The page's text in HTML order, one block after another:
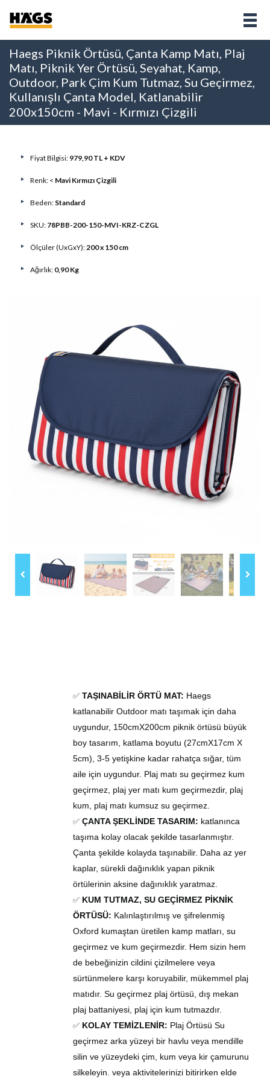
Haegs Piknik Örtüsü, Çanta Kamp Matı, Plaj
Matı, Piknik Yer Örtüsü, Seyahat, Kamp,
Outdoor, Park Çim Kum Tutmaz, Su Geçirmez,
Kullanışlı Çanta Model, Katlanabilir
200x150cm - Mavi - Kırmızı Çizgili
Fiyat Bilgisi: 979,90 TL + KDV
Renk: < Mavi Kırmızı Çizgili
Beden: Standard
SKU: 78PBB-200-150-MVI-KRZ-CZGL
Ölçüler (UxGxY):200 x 150 cm
Ağırlık: 0,90 Kg
✅ TAŞINABİLİR ÖRTÜ MAT: Haegs
katlanabilir Outdoor matı taşımak için daha
uygundur, 150cmX200cm piknik örtüsü büyük
boy tasarım, katlama boyutu (27cmX17cm X
5cm), 3-5 yetişkine kadar rahatça sığar, tüm
aile için uygundur. Plaj matı su geçirmez kum
geçirmez, plaj yer matı kum geçirmezdir, plaj
kum, plaj matı kumsuz su geçirmez.
✅ ÇANTA ŞEKLİNDE TASARIM: katlanınca
taşıma kolay olacak şekilde tasarlanmıştır.
Çanta şekilde kolayda taşınabilir. Daha az yer
kaplar, sürekli dağınıklık yapan piknik
örtülerinin aksine dağınıklık yaratmaz.
✅ KUM TUTMAZ, SU GEÇİRMEZ PİKNİK
ÖRTÜSÜ: Kalınlaştırılmış ve şifrelenmiş
Oxford kumaştan üretilen kamp matları , su
geçirmez ve kum geçirmezdir. Hem sizin hem
de bebeğinizin cildini çizilmelere veya
sürtünmelere karşı koruyabilir, mükemmel plaj
matıdır. Su geçirmez plaj örtüsü , dış mekan
plaj battaniyesi, plaj için kum tutmazdır.
✅ KOLAY TEMİZLENİR: Plaj Örtüsü Su
geçirmez arka yüzeyi bir havlu veya mendille
silin ve yüzeydeki çim, kum veya kir çamurunu
silkeleyin. veya aktivitelerinizi bitirirken elde